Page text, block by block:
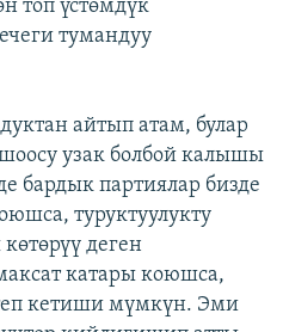
топ үстөмдүк
тумандуу
айтып атам, булар
узак болбой калышы
бардык партиялар бизде
туруктуулукту
деген
катары коюшса,
кетиши мүмкүн. Эми